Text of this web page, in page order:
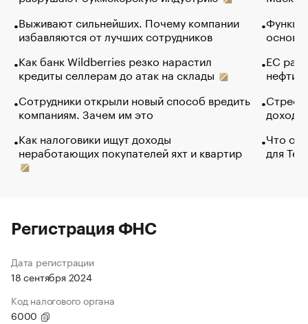
Выживают сильнейших. Почему компании
избавляются от лучших сотрудников
Как банк Wildberries резко нарастил
кредиты селлерам до атак на склады
Сотрудники открыли новый способ вредить
компаниям. Зачем им это
Как налоговики ищут доходы
неработающих покупателей яхт и квартир
основ
ЕС
нефти
Что
для
Регистрация ФНС
Дата регистрации
18 сентября 2024
Код налогового органа
6000